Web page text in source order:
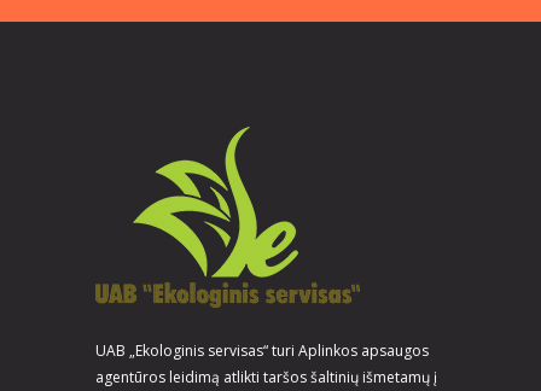
UAB „Ekologinis servisas“ turi Aplinkos apsaugos
agentūros leidimą atlikti taršos šaltinių išmetamų į